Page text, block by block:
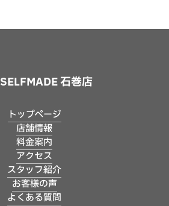
SELFMADE 石巻店
トップページ
店舗情報
料金案内
アクセス
スタッフ紹介
お客様の声
よくある質問